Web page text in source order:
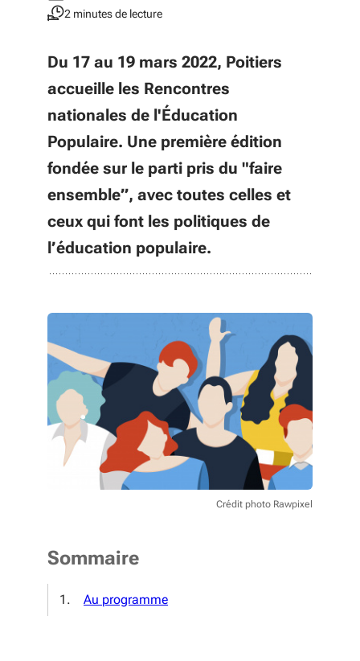
2 minutes de lecture
Du 17 au 19 mars 2022, Poitiers
accueille les Rencontres
nationales de l'Éducation
Populaire. Une première édition
fondée sur le parti pris du "faire
ensemble”, avec toutes celles et
ceux qui font les politiques de
l’éducation populaire.
Crédit photo Rawpixel
Sommaire
Au programme